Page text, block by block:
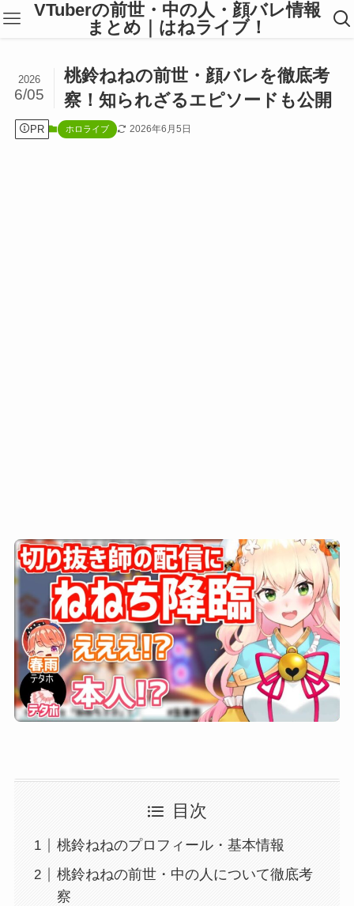
VTuberの前世・中の人・顔バレ情報
まとめ｜はねライブ！
桃鈴ねねの前世・顔バレを徹底考
察！知られざるエピソードも公開
2026
6/05
PR ホロライブ 2026年6月5日
目次
桃鈴ねねのプロフィール・基本情報
桃鈴ねねの前世・中の人について徹底考
察